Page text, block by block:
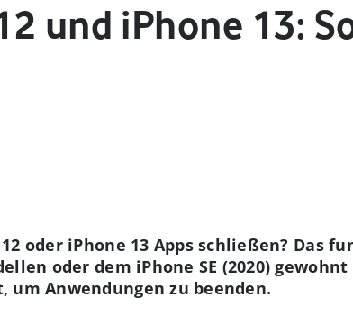
und iPhone 13:
oder iPhone 13 Apps schließen? Das
oder dem iPhone SE (2020)
Anwendungen zu beenden.